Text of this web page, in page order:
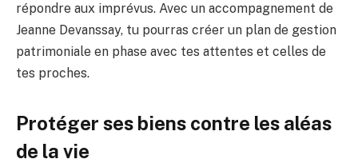
répondre aux imprévus. Avec un accompagnement de
Jeanne Devanssay, tu pourras créer un plan de gestion
patrimoniale en phase avec tes attentes et celles de
tes proches.
Protéger ses biens contre les aléas
de la vie